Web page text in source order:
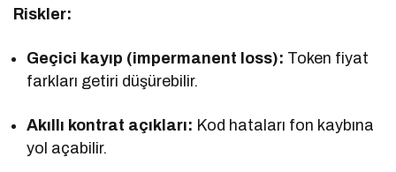
Riskler:
Geçici kayıp (impermanent loss): Token fiyat
farkları getiri düşürebilir.
Akıllı kontrat açıkları: Kod hataları fon kaybına
yol açabilir.